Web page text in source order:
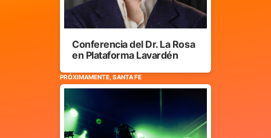
Conferencia del Dr. La Rosa
en Plataforma Lavardén
PRÓXIMAMENTE, SANTA FE